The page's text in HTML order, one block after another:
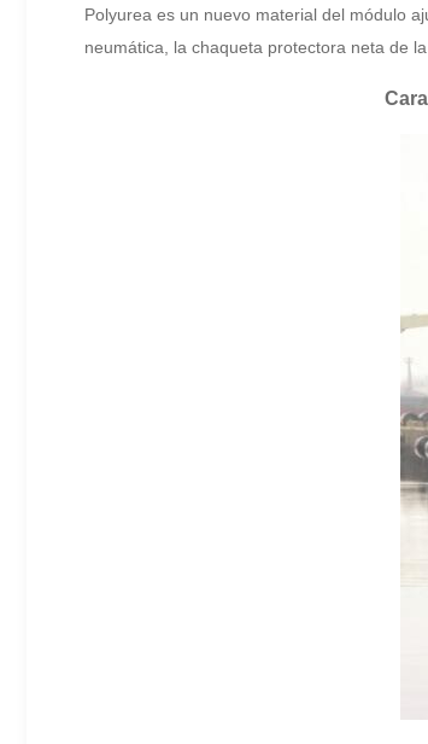
Polyurea es un nuevo material del módulo
neumática, la chaqueta protectora neta de